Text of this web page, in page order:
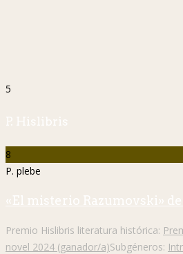
5
P. Hislibris
8
P. plebe
«El misterio Razumovski»
Premio Hislibris literatura histórica:
novel 2024 (ganador/a)Subgéneros: